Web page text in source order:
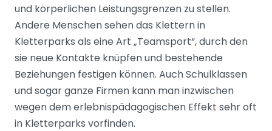
und körperlichen Leistungsgrenzen zu stellen.
Andere Menschen sehen das Klettern in
Kletterparks als eine Art „Teamsport“, durch den
sie neue Kontakte knüpfen und bestehende
Beziehungen festigen können. Auch Schulklassen
und sogar ganze Firmen kann man inzwischen
wegen dem erlebnispädagogischen Effekt sehr oft
in Kletterparks vorfinden.